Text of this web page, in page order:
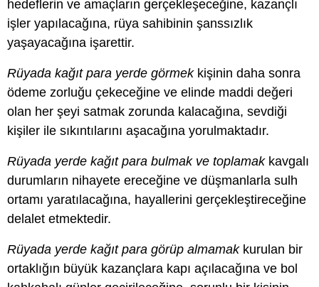
hedeflerin ve amaçların gerçekleşeceğine, kazançlı
işler yapılacağına, rüya sahibinin şanssızlık
yaşayacağına işarettir.
Rüyada kağıt para yerde görmekkişinin daha sonra
ödeme zorluğu çekeceğine ve elinde maddi değeri
olan her şeyi satmak zorunda kalacağına, sevdiği
kişiler ile sıkıntılarını aşacağına yorulmaktadır.
Rüyada yerde kağıt para bulmak ve toplamakkavgalı
durumların nihayete ereceğine ve düşmanlarla sulh
ortamı yaratılacağına, hayallerini gerçekleştireceğine
delalet etmektedir.
Rüyada yerde kağıt para görüp almamakkurulan bir
ortaklığın büyük kazançlara kapı açılacağına ve bol